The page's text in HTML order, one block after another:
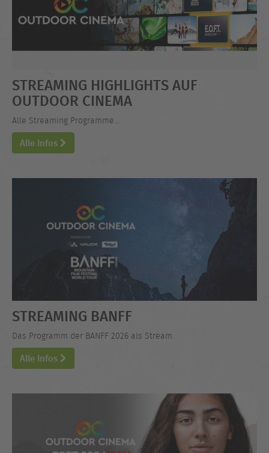
STREAMING HIGHLIGHTS AUF
OUTDOOR CINEMA
Alle Streaming Programme...
Alle Infos
STREAMING BANFF
Das Programm der BANFF 2026 als Stream.
Alle Infos